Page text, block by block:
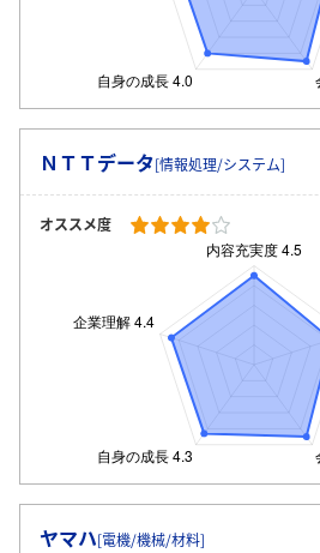
ＮＴＴデータ[情報処理/システム]
オススメ度
ヤマハ[電機/機械/材料]
ログイン・会員